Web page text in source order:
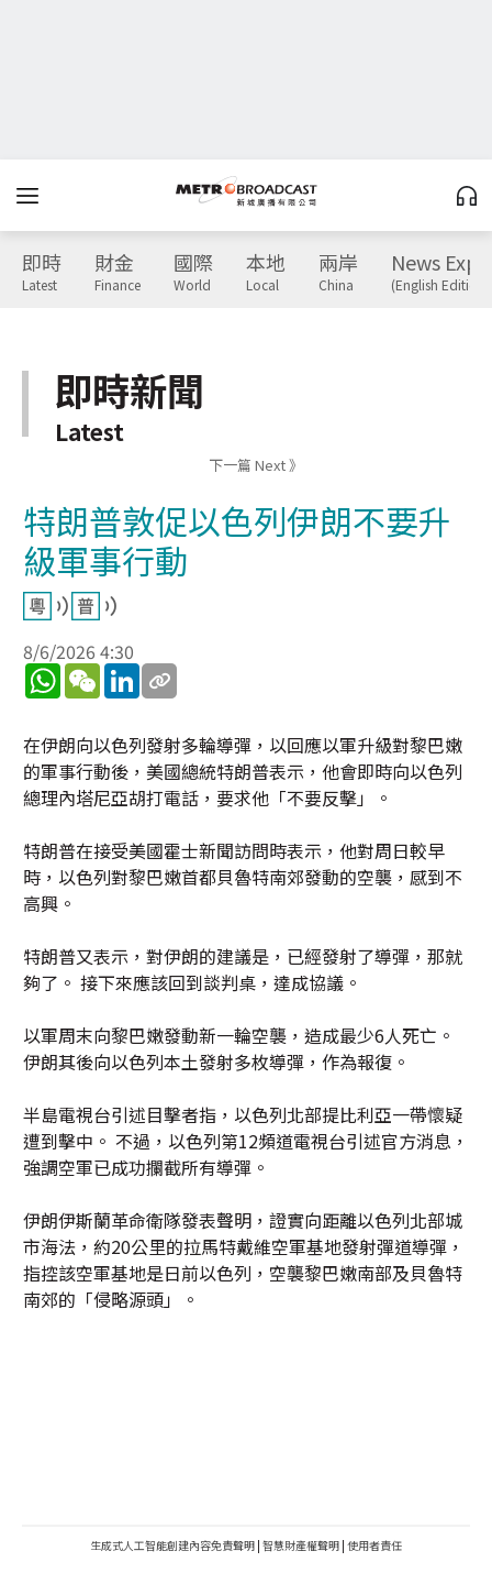
即時
Latest
財金
Finance
國際
World
本地
Local
兩岸
China
News
(English Edition)
即時新聞
Latest
下一篇 Next 》
特朗普敦促以色列伊朗不要升
級軍事行動
8/6/2026 4:30
WhatsApp
WeChatLinkedIn
在伊朗向以色列發射多輪導彈，以回應以軍升級對黎巴嫩
的軍事行動後，美國總統特朗普表示，他會即時向以色列
總理內塔尼亞胡打電話，要求他「不要反擊」。
特朗普在接受美國霍士新聞訪問時表示，他對周日較早
時，以色列對黎巴嫩首都貝魯特南郊發動的空襲，感到不
高興。
特朗普又表示，對伊朗的建議是，已經發射了導彈，那就
夠了。 接下來應該回到談判桌，達成協議。
以軍周末向黎巴嫩發動新一輪空襲，造成最少6人死亡。
伊朗其後向以色列本土發射多枚導彈，作為報復。
半島電視台引述目擊者指，以色列北部提比利亞一帶懷疑
遭到擊中。 不過，以色列第12頻道電視台引述官方消息，
強調空軍已成功攔截所有導彈。
伊朗伊斯蘭革命衛隊發表聲明，證實向距離以色列北部城
市海法，約20公里的拉馬特戴維空軍基地發射彈道導彈，
指控該空軍基地是日前以色列，空襲黎巴嫩南部及貝魯特
南郊的「侵略源頭」。
生成式人工智能創建內容免責聲明 | 智慧財產權聲明 | 使用者責任